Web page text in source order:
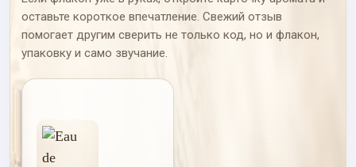
оставьте короткое впечатление. Свежий отзыв
помогает другим сверить не только код, но и флакон,
упаковку и само звучание.